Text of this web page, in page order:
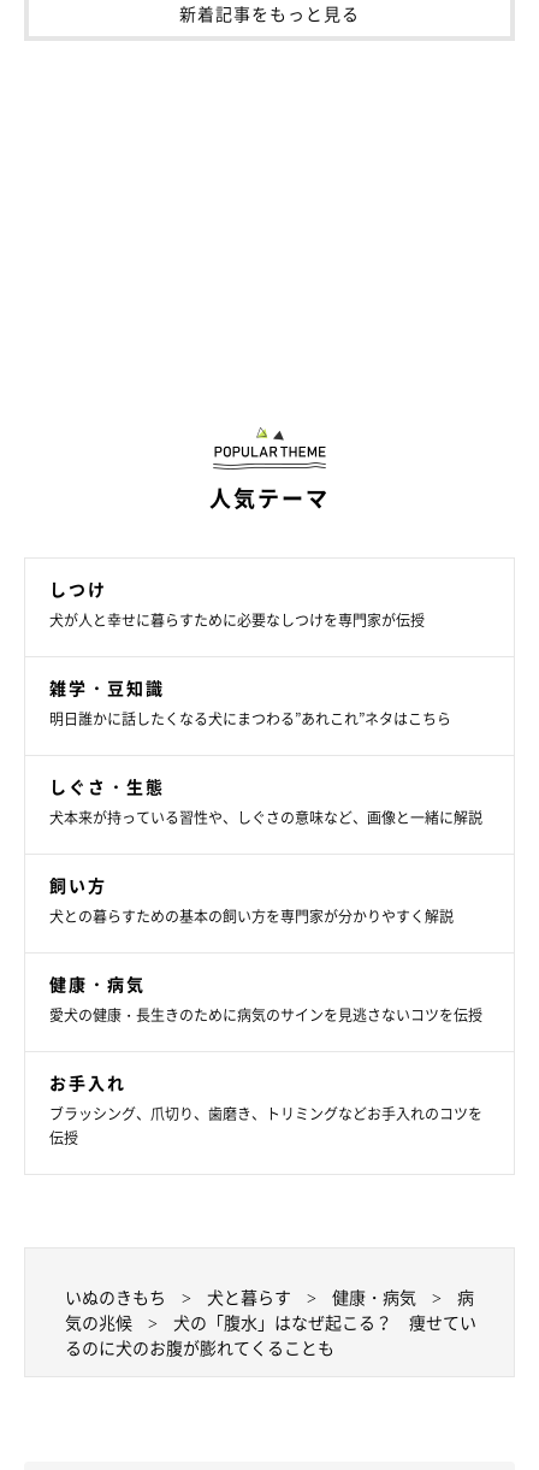
体重を測る習慣を
犬の腹水に気が付くためには、日頃から体重を測る習慣をつけて
おくと、早めに気がつける可能性があります。
痩せてきていてあまり食べていないのに体重がある、むしろ体重
が増えているといった場合は腹水を疑う必要もあるでしょう。
動物病院を受診すること
多くの場合では、犬の腹水が起こる前に腹水以外の症状がみられ
新着記事をもっと見る
人気テーマ
しつけ
犬が人と幸せに暮らすために必要なしつけを専門家が伝授
雑学・豆知識
明日誰かに話したくなる犬にまつわる”あれこれ”ネタはこちら
しぐさ・生態
犬本来が持っている習性や、しぐさの意味など、画像と一緒に解説
飼い方
犬との暮らすための基本の飼い方を専門家が分かりやすく解説
健康・病気
愛犬の健康・長生きのために病気のサインを見逃さないコツを伝授
お手入れ
ブラッシング、爪切り、歯磨き、トリミングなどお手入れのコツを
伝授
いぬのきもち 犬と暮らす 健康・病気
病
気の兆候
犬の「腹水」はなぜ起こる？ 痩せてい
るのに犬のお腹が膨れてくることも